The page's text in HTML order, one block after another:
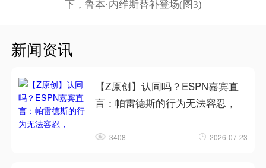
新闻资讯
【Z原创】认同吗？ESPN嘉宾直
言：帕雷德斯的行为无法容忍，
3408 2026-07-23